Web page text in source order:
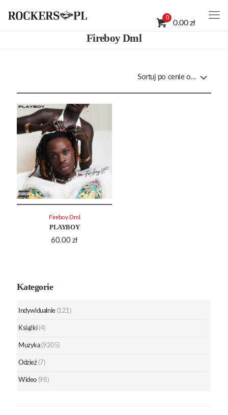
0
0.00 zł
Fireboy Dml
PLAYBOY
60.00 zł
Fireboy Dml
Kategorie
Indywidualnie (121)
Książki (4)
Muzyka (9205)
Odzież (7)
Wideo (98)